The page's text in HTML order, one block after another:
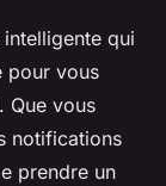
qui
pour vous
Que vous
notifications
prendre un